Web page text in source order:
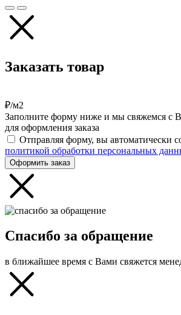
Заказать товар
₽/м2
Заполните форму ниже и мы свяжемся с
для оформления заказа
Отправляя форму, вы автоматически
политикой обработки персональных
Оформить заказ
Спасибо за обращение
в ближайшее время с Вами свяжется